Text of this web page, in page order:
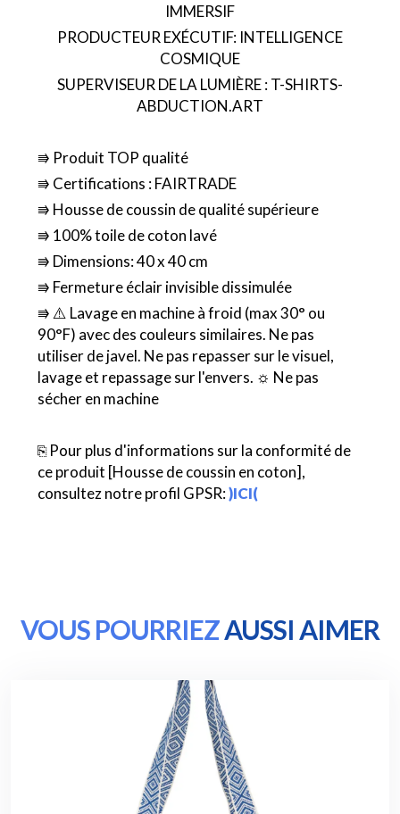
IMMERSIF
PRODUCTEUR EXÉCUTIF: INTELLIGENCE
COSMIQUE
SUPERVISEUR DE LA LUMIÈRE : T-SHIRTS-
ABDUCTION.ART
⭆ Produit TOP qualité
⭆ Certifications : FAIRTRADE
⭆ Housse de coussin de qualité supérieure
⭆ 100% toile de coton lavé
⭆ Dimensions: 40 x 40 cm
⭆ Fermeture éclair invisible dissimulée
⭆ ⚠️ Lavage en machine à froid (max 30° ou
90°F) avec des couleurs similaires. Ne pas
utiliser de javel. Ne pas repasser sur le visuel,
lavage et repassage sur l'envers. ☼ Ne pas
sécher en machine
⎘ Pour plus d'informations sur la conformité de
ce produit [Housse de coussin en coton],
consultez notre profil GPSR:)ICI(
VOUS POURRIEZAUSSI AIMER